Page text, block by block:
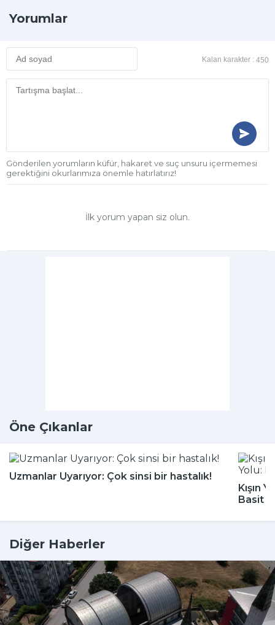
Yorumlar
Kalan karakter : 450
Gönderilen yorumların küfür, hakaret ve suç unsuru içermemesi
gerektiğini okurlarımıza önemle hatırlatırız!
İlk yorum yapan siz olun.
Öne Çıkanlar
Uzmanlar Uyarıyor: Çok sinsi bir hastalık!
Kışın
Basit
Diğer Haberler